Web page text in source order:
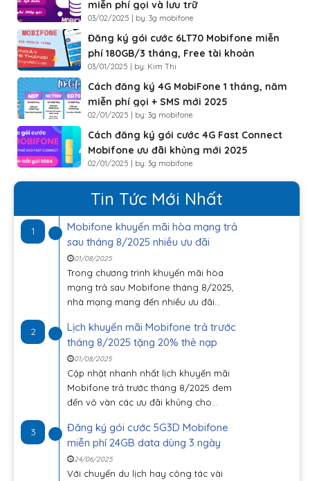
miễn phí gọi và lưu trữ
03/02/2025 | by: 3g mobifone
Đăng ký gói cước 6LT70 Mobifone miễn
phí 180GB/3 tháng, Free tài khoản
Luyenthi123
03/01/2025 | by: Kim Thi
Cách đăng ký 4G MobiFone 1 tháng, năm
miễn phí gọi + SMS mới 2025
02/01/2025 | by: 3g mobifone
Cách đăng ký gói cước 4G Fast Connect
Mobifone ưu đãi khủng mới 2025
02/01/2025 | by: 3g mobifone
Tin Tức Mới Nhất
1
Mobifone khuyến mãi hòa mạng trả
sau tháng 8/2025 nhiều ưu đãi
01/08/2025
Trong chương trình khuyến mãi hòa
mạng trả sau Mobifone tháng 8/2025,
nhà mạng mang đến nhiều ưu đãi...
2
Lịch khuyến mãi Mobifone trả trước
tháng 8/2025 tặng 20% thẻ nạp
01/08/2025
Cập nhật nhanh nhất lịch khuyến mãi
Mobifone trả trước tháng 8/2025 đem
đến vô vàn các ưu đãi khủng cho...
3
Đăng ký gói cước 5G3D Mobifone
miễn phí 24GB data dùng 3 ngày
24/06/2025
Với chuyến du lịch hay công tác vài